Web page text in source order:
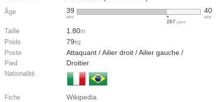
Âge 39
ans
267 jours
40
ans
Taille 1.80m
Poids 79 kg
Poste Attaquant / Ailier droit / Ailier gauche /
Pied Droitier
Nationalité
Fiche Wikipedia